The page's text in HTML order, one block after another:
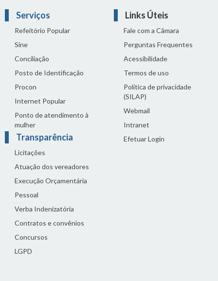
Serviços
Refeitório Popular
Sine
Conciliação
Posto de Identificação
Procon
Internet Popular
Ponto de atendimento à
mulher
Transparência
Licitações
Atuação dos vereadores
Execução Orçamentária
Pessoal
Verba Indenizatória
Contratos e convênios
Concursos
LGPD
Links Úteis
Fale com a Câmara
Perguntas Frequentes
Acessibilidade
Termos de uso
Política de privacidade
(SILAP)
Webmail
Intranet
Efetuar Login